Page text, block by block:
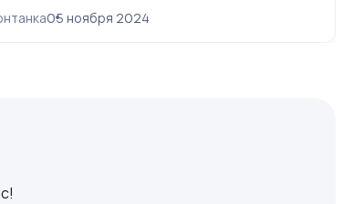
05 ноября 2024